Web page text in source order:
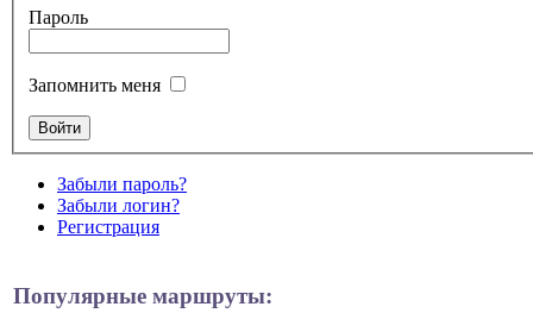
Пароль
Запомнить меня
Забыли пароль?
Забыли логин?
Регистрация
Популярные маршруты: